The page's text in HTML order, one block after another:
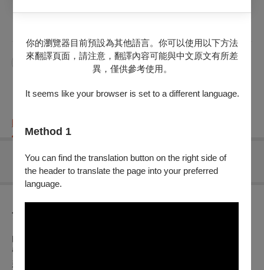
你的瀏覽器目前預設為其他語言。你可以使用以下方法
來翻譯頁面，請注意，翻譯內容可能與中文原文有所差
異，僅供參考使用。
It seems like your browser is set to a different language.
Method 1
You can find the translation button on the right side of
the header to translate the page into your preferred
language.
藝享青春
購票資訊
無可售場次
節目介紹
由114學年度全國學生音樂比賽團體組特優之獲遴選學校團隊
帶來一系列演出。
新竹縣竹北市光明國民小學打擊樂團